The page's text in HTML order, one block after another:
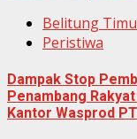
Belitung
Peristiwa
Dampak Stop
Penambang
Kantor Wasprod